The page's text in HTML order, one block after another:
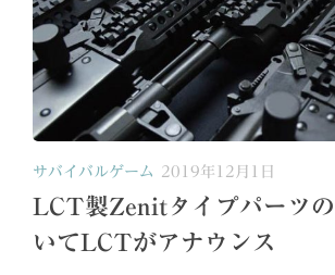
サバイバルゲーム 2019年12月1日
LCT製Zenitタイプパーツ
いてLCTがアナウンス